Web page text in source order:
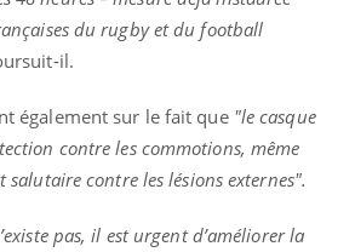
du rugby et du football
il.
également sur le fait que "le casque
contre les commotions, même
salutaire contre les lésions externes".
pas, il est urgent d’améliorer la